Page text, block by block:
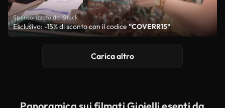
Sponsorizzato da iStock
Esclusivo: -15% di sconto con il codice "COVERR15"
Carica altro